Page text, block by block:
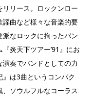
リース。ロックンロー
曲など様々な音楽的要
なロックに拘ったバン
炎天下ツアー’91』にお
奏でバンドとしての力
は3曲というコンパク
、ソウルフルなコーラス